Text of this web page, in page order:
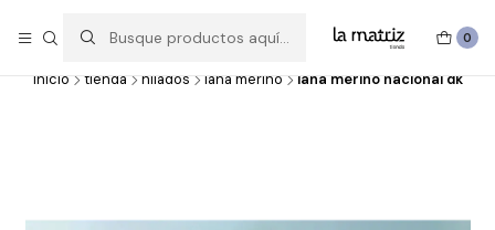
0
hacer.
inicio tienda hilados lana merino lana merino nacional dk